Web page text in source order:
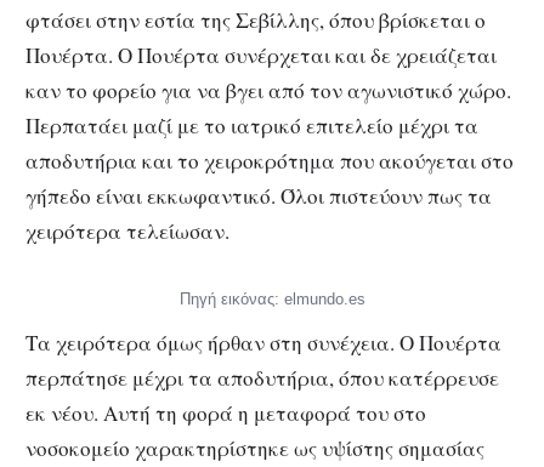
φτάσει στην εστία της Σεβίλλης, όπου βρίσκεται ο
Πουέρτα. Ο Πουέρτα συνέρχεται και δε χρειάζεται
καν το φορείο για να βγει από τον αγωνιστικό χώρο.
Περπατάει μαζί με το ιατρικό επιτελείο μέχρι τα
αποδυτήρια και το χειροκρότημα που ακούγεται στο
γήπεδο είναι εκκωφαντικό. Όλοι πιστεύουν πως τα
χειρότερα τελείωσαν.
Πηγή εικόνας: elmundo.es
Τα χειρότερα όμως ήρθαν στη συνέχεια. Ο Πουέρτα
περπάτησε μέχρι τα αποδυτήρια, όπου κατέρρευσε
εκ νέου. Αυτή τη φορά η μεταφορά του στο
νοσοκομείο χαρακτηρίστηκε ως υψίστης σημασίας